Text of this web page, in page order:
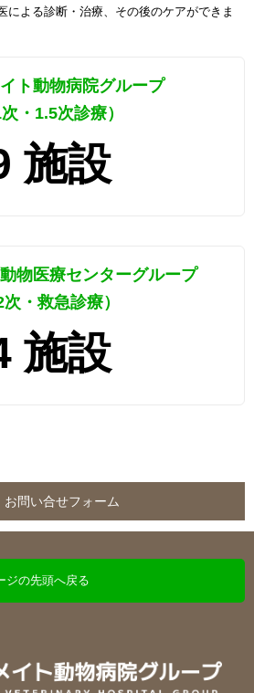
による診断・治療、その後のケアができま
ト動物病院グループ
次・1.5次診療）
施設
物医療センターグループ
次・救急診療）
施設
お問い合せフォーム
ジの先頭へ戻る